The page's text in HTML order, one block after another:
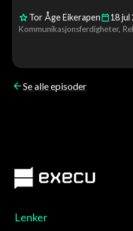
Tor Åge Eikerapen 18jul
Kommunikasjonsferdigheter
Se alle episoder
Lenker